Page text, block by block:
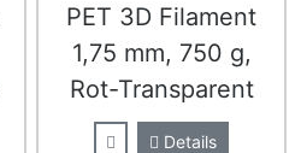
PET 3D Filament
1,75 mm, 750 g,
Rot-Transparent
Details